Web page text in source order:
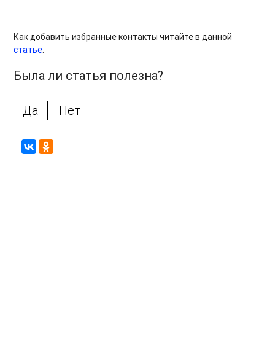
Как добавить избранные контакты читайте в данной
статье.
Была ли статья полезна?
Да Нет